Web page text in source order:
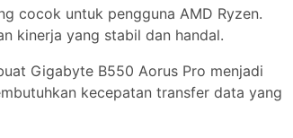
cocok untuk pengguna AMD Ryzen.
kinerja yang stabil dan handal.
Gigabyte B550 Aorus Pro menjadi
kecepatan transfer data yang